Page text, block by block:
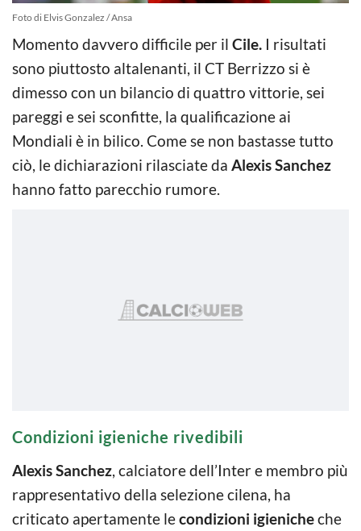
Foto di Elvis Gonzalez / Ansa
Momento davvero difficile per il Cile. I risultati
sono piuttosto altalenanti, il CT Berrizzo si è
dimesso con un bilancio di quattro vittorie, sei
pareggi e sei sconfitte, la qualificazione ai
Mondiali è in bilico. Come se non bastasse tutto
ciò, le dichiarazioni rilasciate da Alexis Sanchez
hanno fatto parecchio rumore.
Condizioni igieniche rivedibili
Alexis Sanchez, calciatore dell’Inter e membro più
rappresentativo della selezione cilena, ha
criticato apertamente lecondizioni igienicheche